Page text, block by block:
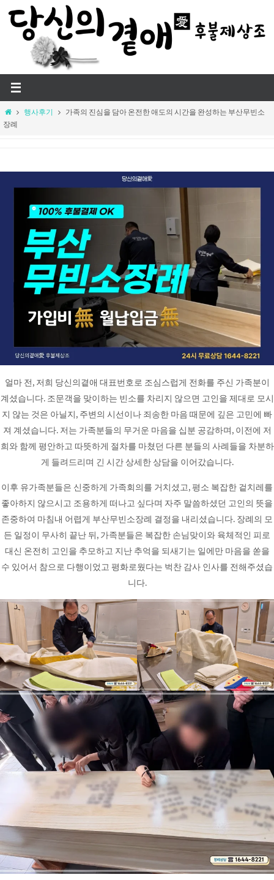
content
Home행사후기
가족의 진심을 담아 온전한 애도의 시간을 완성하는 부산무빈소
장례
얼마 전, 저희 당신의곁애 대표번호로 조심스럽게 전화를 주신 가족분이
계셨습니다. 조문객을 맞이하는 빈소를 차리지 않으면 고인을 제대로 모시
지 않는 것은 아닐지, 주변의 시선이나 죄송한 마음 때문에 깊은 고민에 빠
져 계셨습니다. 저는 가족분들의 무거운 마음을 십분 공감하며, 이전에 저
희와 함께 평안하고 따뜻하게 절차를 마쳤던 다른 분들의 사례들을 차분하
게 들려드리며 긴 시간 상세한 상담을 이어갔습니다.
이후 유가족분들은 신중하게 가족회의를 거치셨고, 평소 복잡한 겉치레를
좋아하지 않으시고 조용하게 떠나고 싶다며 자주 말씀하셨던 고인의 뜻을
존중하여 마침내 어렵게 부산무빈소장례 결정을 내리셨습니다. 장례의 모
든 일정이 무사히 끝난 뒤, 가족분들은 복잡한 손님맞이와 육체적인 피로
대신 온전히 고인을 추모하고 지난 추억을 되새기는 일에만 마음을 쏟을
수 있어서 참으로 다행이었고 평화로웠다는 벅찬 감사 인사를 전해주셨습
니다.